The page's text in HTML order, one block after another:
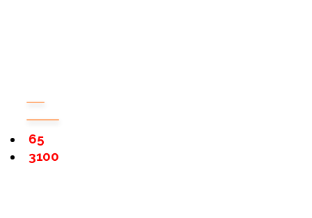
3100
65